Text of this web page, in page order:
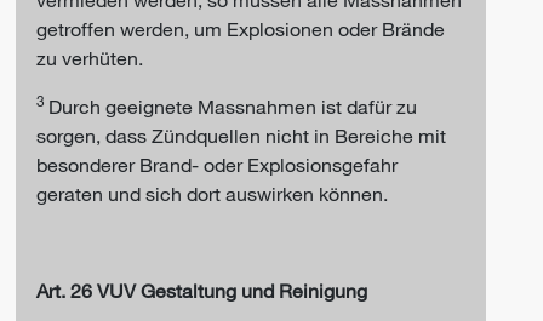
getroffen werden, um Explosionen oder Brände
zu verhüten.
3 Durch geeignete Massnahmen ist dafür zu
sorgen, dass Zündquellen nicht in Bereiche mit
besonderer Brand- oder Explosionsgefahr
geraten und sich dort auswirken können.
Art. 26 VUV Gestaltung und Reinigung